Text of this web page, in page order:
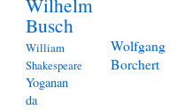
Busch
William
Shakespeare
Wolfgang
Borchert
Yoganan
da